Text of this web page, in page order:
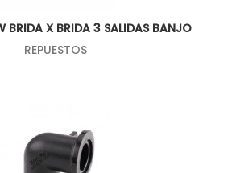
BRIDA X BRIDA 3 SALIDAS BANJO
REPUESTOS